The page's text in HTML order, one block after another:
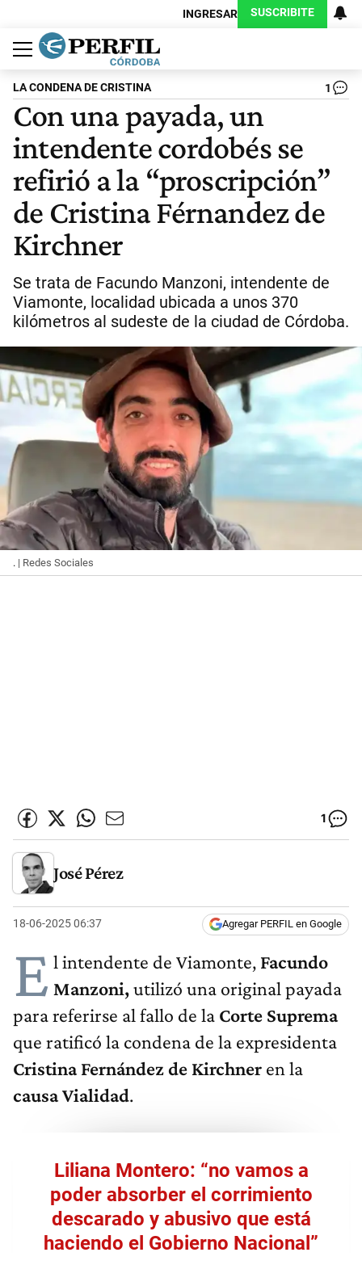
INGRESAR SUSCRIBITE
Política
Economía
Judiciales
Sociedad
Cultura
Espectáculos
Deportes
Protagonistas
LA CONDENA DE CRISTINA 1
Con una payada, un
intendente cordobés se
refirió a la “proscripción”
de Cristina Férnandez de
Kirchner
Se trata de Facundo Manzoni, intendente de
Viamonte, localidad ubicada a unos 370
kilómetros al sudeste de la ciudad de Córdoba.
. | Redes Sociales
1
José Pérez
18-06-2025 06:37 Agregar PERFIL en Google
E l intendente de Viamonte, Facundo
Manzoni,utilizó una original payada
para referirse al fallo de la Corte Suprema
que ratificó la condena de la expresidenta
Cristina Fernández de Kirchner en la
causa Vialidad.
Liliana Montero: “no vamos a
poder absorber el corrimiento
descarado y abusivo que está
haciendo el Gobierno Nacional”